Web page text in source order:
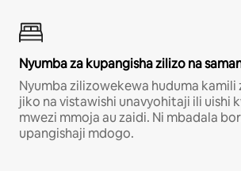
Nyumba za kupangisha zilizo na
Nyumba zilizowekewa huduma kamili
jiko na vistawishi unavyohitaji ili uishi
mwezi mmoja au zaidi. Ni mbadala
upangishaji mdogo.